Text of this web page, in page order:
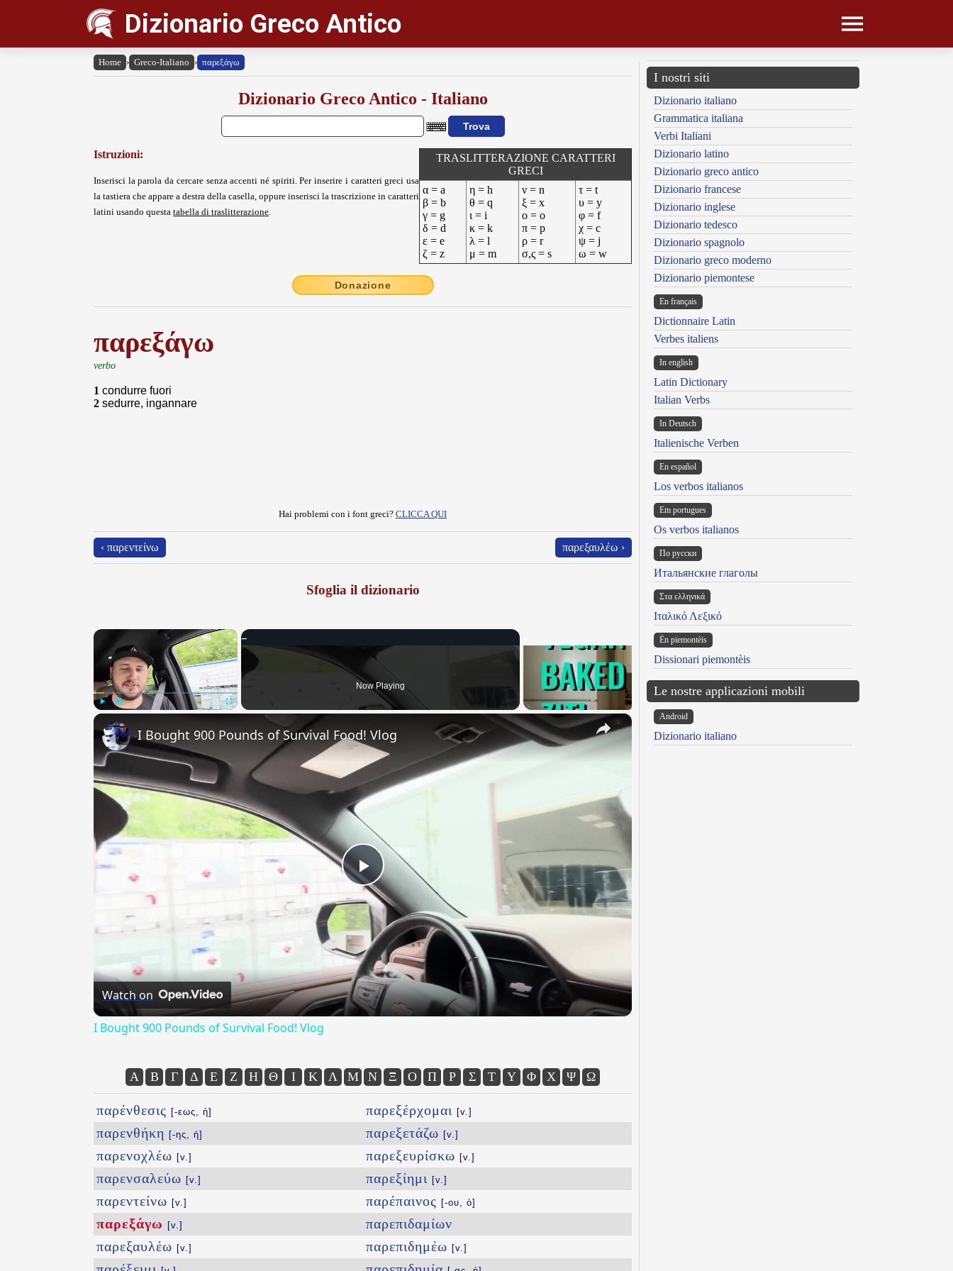
Dizionario Greco Antico
Home › Greco-Italiano › παρεξάγω
Dizionario Greco Antico - Italiano
Istruzioni:
Inserisci la parola da cercare senza accenti né spiriti. Per inserire i caratteri greci usa
la tastiera che appare a destra della casella, oppure inserisci la trascrizione in caratteri
latini usando questa tabella di traslitterazione.
TRASLITTERAZIONE CARATTERI
GRECI
α = a
β = b
γ = g
δ = d
ε = e
ζ = z
η = h
θ = q
ι = i
κ = k
λ = l
μ = m
ν = n
ξ = x
ο = o
π = p
ρ = r
σ,ς = s
τ = t
υ = y
φ = f
χ = c
ψ = j
ω = w
Donazione
παρεξάγω
verbo
1 condurre fuori
2 sedurre, ingannare
Hai problemi con i font greci? CLICCA QUI
‹ παρεντείνω παρεξαυλέω ›
Sfoglia il dizionario
×
Now Playing
×
Play
Video
I Bought 900 Pounds of Survival Food! Vlog
Watch on
I Bought 900 Pounds of Survival Food! Vlog
Α Β Γ Δ Ε Ζ Η Θ Ι Κ Λ Μ Ν Ξ Ο Π Ρ Σ Τ Υ Φ Χ Ψ Ω
παρένθεσις [-εως, ἡ]
παρενθήκη [-ης, ἡ]
παρενοχλέω [v.]
παρενσαλεύω [v.]
παρεντείνω [v.]
παρεξάγω [v.]
παρεξαυλέω [v.]
παρεξέρχομαι [v.]
παρεξετάζω [v.]
παρεξευρίσκω [v.]
παρεξίημι [v.]
παρέπαινος [-ου, ὁ]
παρεπιδαμίων
παρεπιδημέω [v.]
I nostri siti
Dizionario italiano
Grammatica italiana
Verbi Italiani
Dizionario latino
Dizionario greco antico
Dizionario francese
Dizionario inglese
Dizionario tedesco
Dizionario spagnolo
Dizionario greco moderno
Dizionario piemontese
En français
Dictionnaire Latin
Verbes italiens
In english
Latin Dictionary
Italian Verbs
In Deutsch
Italienische Verben
En español
Los verbos italianos
Em portugues
Os verbos italianos
По русски
Итальянские глаголы
Στα ελληνικά
Ιταλικό Λεξικό
Ën piemontèis
Dissionari piemontèis
Le nostre applicazioni mobili
Android
Dizionario italiano